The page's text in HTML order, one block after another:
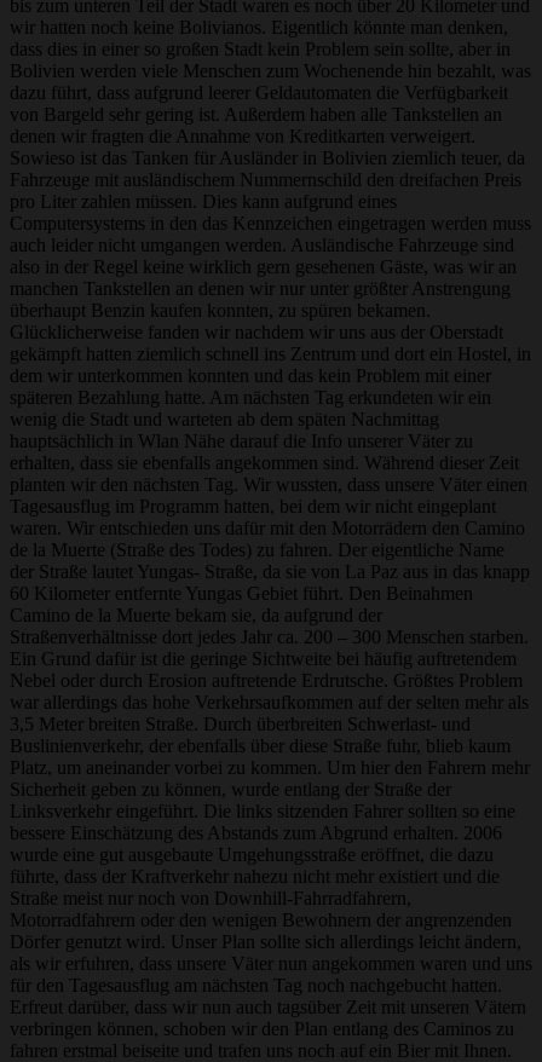
bis zum unteren Teil der Stadt waren es noch über 20 Kilometer und
wir hatten noch keine Bolivianos. Eigentlich könnte man denken,
dass dies in einer so großen Stadt kein Problem sein sollte, aber in
Bolivien werden viele Menschen zum Wochenende hin bezahlt, was
dazu führt, dass aufgrund leerer Geldautomaten die Verfügbarkeit
von Bargeld sehr gering ist. Außerdem haben alle Tankstellen an
denen wir fragten die Annahme von Kreditkarten verweigert.
Sowieso ist das Tanken für Ausländer in Bolivien ziemlich teuer, da
Fahrzeuge mit ausländischem Nummernschild den dreifachen Preis
pro Liter zahlen müssen. Dies kann aufgrund eines
Computersystems in den das Kennzeichen eingetragen werden muss
auch leider nicht umgangen werden. Ausländische Fahrzeuge sind
also in der Regel keine wirklich gern gesehenen Gäste, was wir an
manchen Tankstellen an denen wir nur unter größter Anstrengung
überhaupt Benzin kaufen konnten, zu spüren bekamen.
Glücklicherweise fanden wir nachdem wir uns aus der Oberstadt
gekämpft hatten ziemlich schnell ins Zentrum und dort ein Hostel, in
dem wir unterkommen konnten und das kein Problem mit einer
späteren Bezahlung hatte. Am nächsten Tag erkundeten wir ein
wenig die Stadt und warteten ab dem späten Nachmittag
hauptsächlich in Wlan Nähe darauf die Info unserer Väter zu
erhalten, dass sie ebenfalls angekommen sind. Während dieser Zeit
planten wir den nächsten Tag. Wir wussten, dass unsere Väter einen
Tagesausflug im Programm hatten, bei dem wir nicht eingeplant
waren. Wir entschieden uns dafür mit den Motorrädern den Camino
de la Muerte (Straße des Todes) zu fahren. Der eigentliche Name
der Straße lautet Yungas- Straße, da sie von La Paz aus in das knapp
60 Kilometer entfernte Yungas Gebiet führt. Den Beinahmen
Camino de la Muerte bekam sie, da aufgrund der
Straßenverhältnisse dort jedes Jahr ca. 200 – 300 Menschen starben.
Ein Grund dafür ist die geringe Sichtweite bei häufig auftretendem
Nebel oder durch Erosion auftretende Erdrutsche. Größtes Problem
war allerdings das hohe Verkehrsaufkommen auf der selten mehr als
3,5 Meter breiten Straße. Durch überbreiten Schwerlast- und
Buslinienverkehr, der ebenfalls über diese Straße fuhr, blieb kaum
Platz, um aneinander vorbei zu kommen. Um hier den Fahrern mehr
Sicherheit geben zu können, wurde entlang der Straße der
Linksverkehr eingeführt. Die links sitzenden Fahrer sollten so eine
bessere Einschätzung des Abstands zum Abgrund erhalten. 2006
wurde eine gut ausgebaute Umgehungsstraße eröffnet, die dazu
führte, dass der Kraftverkehr nahezu nicht mehr existiert und die
Straße meist nur noch von Downhill-Fahrradfahrern,
Motorradfahrern oder den wenigen Bewohnern der angrenzenden
Dörfer genutzt wird. Unser Plan sollte sich allerdings leicht ändern,
als wir erfuhren, dass unsere Väter nun angekommen waren und uns
für den Tagesausflug am nächsten Tag noch nachgebucht hatten.
Erfreut darüber, dass wir nun auch tagsüber Zeit mit unseren Vätern
verbringen können, schoben wir den Plan entlang des Caminos zu
fahren erstmal beiseite und trafen uns noch auf ein Bier mit Ihnen.